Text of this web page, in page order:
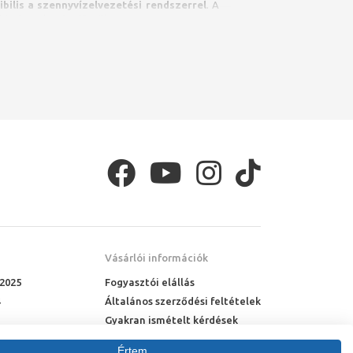
a szennyvízelvezetési rendszerrel . A
típusokat és előnyöket.
lapos vagy mélyöblítésű, valamint
Vásárlói információk
Fogyasztói elállás
Általános szerződési feltételek
Gyakran ismételt kérdések
Online rendelés menete